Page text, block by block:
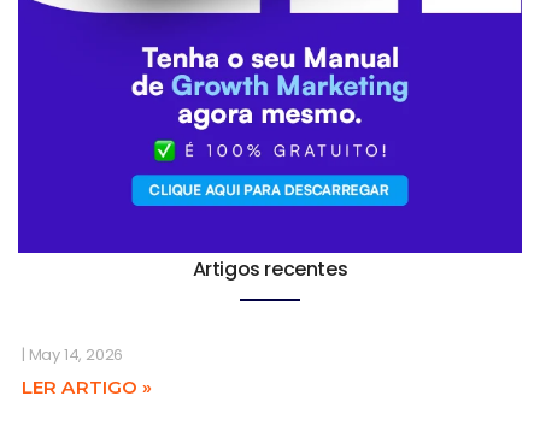
Artigos recentes
May 14, 2026
LER ARTIGO »